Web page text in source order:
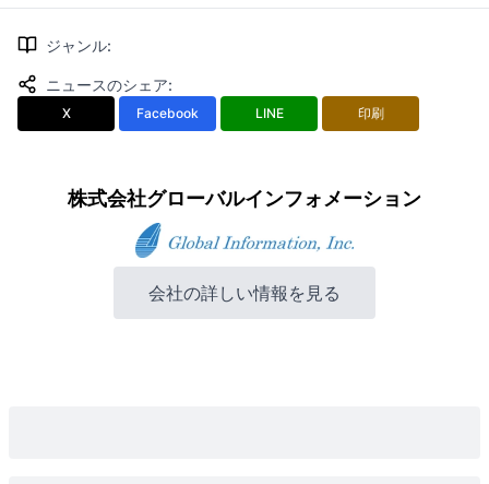
ジャンル:
ニュースのシェア:
X Facebook LINE 印刷
株式会社グローバルインフォメーション
会社の詳しい情報を見る